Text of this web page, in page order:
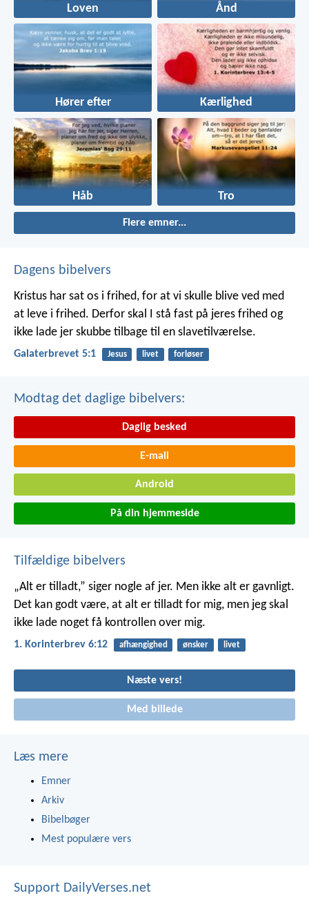
Loven Ånd
Hører efter Kærlighed
Håb Tro
Flere emner...
Dagens bibelvers
Kristus har sat os i frihed, for at vi skulle blive ved med
at leve i frihed. Derfor skal I stå fast på jeres frihed og
ikke lade jer skubbe tilbage til en slavetilværelse.
Galaterbrevet 5:1 Jesus livet forløser
Modtag det daglige bibelvers:
Daglig besked
E-mail
Android
På din hjemmeside
Tilfældige bibelvers
„Alt er tilladt,” siger nogle af jer. Men ikke alt er gavnligt.
Det kan godt være, at alt er tilladt for mig, men jeg skal
ikke lade noget få kontrollen over mig.
1. Korinterbrev 6:12 afhængighed ønsker livet
Næste vers!
Med billede
Læs mere
Emner
Arkiv
Bibelbøger
Mest populære vers
Support DailyVerses.net